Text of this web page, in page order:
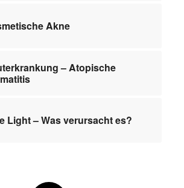
Akne
– Atopische
Light – Was verursacht es?